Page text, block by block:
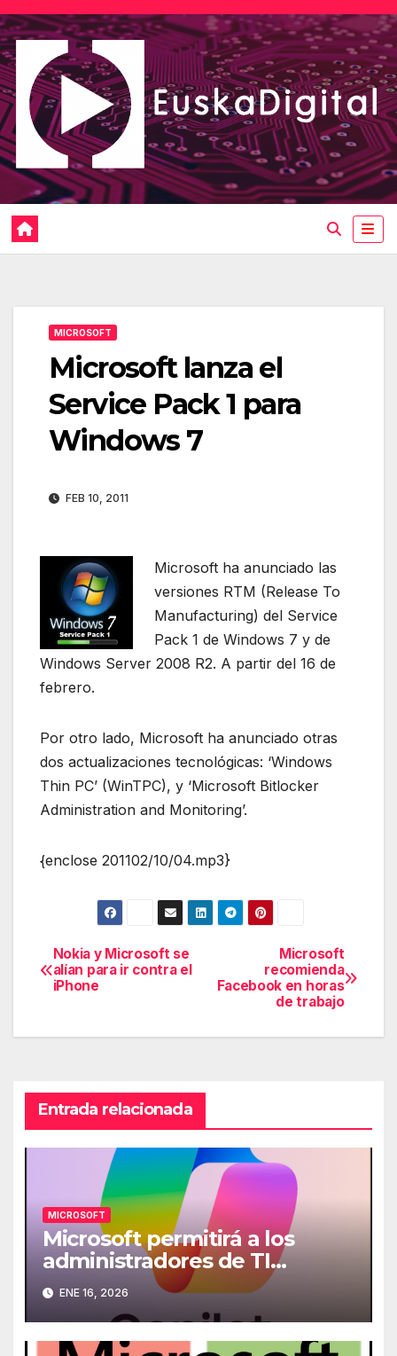
Saltar
al
contenido
MICROSOFT
Microsoft lanza el
Service Pack 1 para
Windows 7
FEB 10, 2011
Microsoft ha anunciado las
versiones RTM (Release To
Manufacturing) del Service
Pack 1 de Windows 7 y de
Windows Server 2008 R2. A partir del 16 de
febrero.
Por otro lado, Microsoft ha anunciado otras
dos actualizaciones tecnológicas: ‘Windows
Thin PC’ (WinTPC), y ‘Microsoft Bitlocker
Administration and Monitoring’.
{enclose 201102/10/04.mp3}
Navegación
de
entradas
Microsoft
recomienda
Facebook en horas
de trabajo
Nokia y Microsoft se
alían para ir contra el
iPhone
Entrada relacionada
MICROSOFT
Microsoft permitirá a los
administradores de TI
desinstalar Copilot de los
ordenadores
ENE 16, 2026